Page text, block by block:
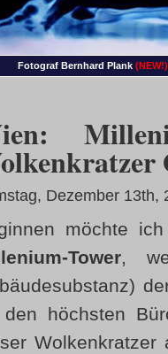
Fotograf Bernhard Plank (NEW!)
Dezember 13th,
möchte
Tower,
höchsten